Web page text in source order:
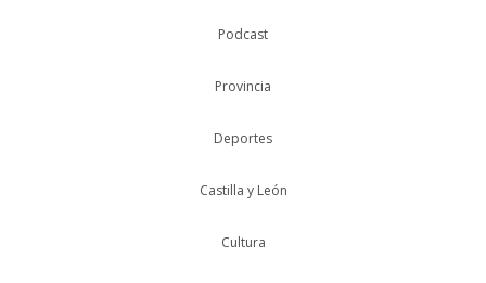
Podcast
Provincia
Deportes
Castilla y León
Cultura